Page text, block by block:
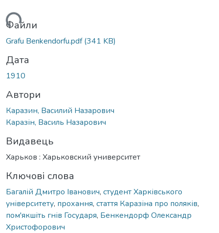
Файли
Grafu Benkendorfu.pdf(341 KB)
Дата
1910
Автори
Каразин, Василий Назарович
Каразін, Василь Назарович
Видавець
Харьков : Харьковский университет
Ключові слова
Багалій Дмитро Іванович, студент Харківського
університету, прохання, стаття Каразіна про поляків,
пом'якшіть гнів Государя, Бенкендорф Олександр
Христофорович